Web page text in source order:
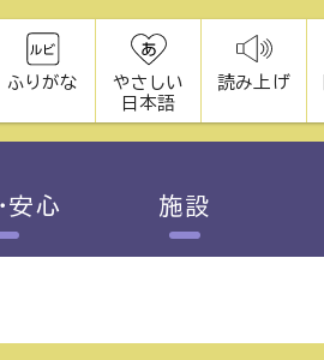
ふりがな
やさしい
日本語
読み上げ
安心 施設